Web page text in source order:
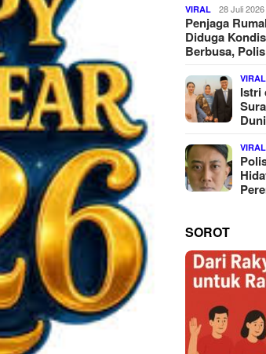
VIRAL 28 Juli 2026
Penjaga
Diduga
Berbusa,
VIRAL
Istri
VIRAL
SOROT